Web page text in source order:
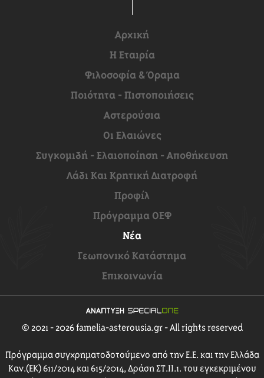
Αρχική
H Εταιρία
Φιλοσοφία & Όραμα
Ποιότητα - Πιστοποιήσεις
Αστερούσια
Οι Ελαιώνες
Συγκομιδή - Ελαιοποίηση - Αποθήκευση
Λάδι Και Κρητική Διατροφή
Προφίλ
Πρόγραμμα ΟΕΦ
Νέα
Γεωπονικό Κατάστημα
Επικοινωνία
© 2021 - 2026 famelia-asterousia.gr - All rights reserved
Πρόγραμμα συγχρηματοδοτούμενο από την Ε.Ε. και την Ελλάδα
Καν.(ΕΚ) 611/2014 και 615/2014, Δράση ΣΤ.ΙΙ.1. του εγκεκριμένου